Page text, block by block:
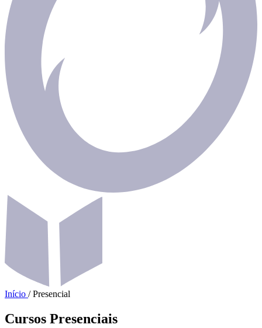
Início / Presencial
Cursos Presenciais